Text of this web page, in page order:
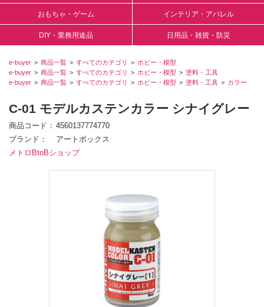
おもちゃ・ゲーム インテリア・アパレル
DIY・業務用途品 日用品・雑貨・防災
e-buyer 商品一覧 すべてのカテゴリ
ホビー・模型
e-buyer
商品一覧 すべてのカテゴリ ホビー・模型
塗料・工具
e-buyer
商品一覧 すべてのカテゴリ ホビー・模型 塗料・工具 カラー
C-01 モデルカステンカラー シナイグレー
商品コード
4560137774770
ブランド
アートボックス
メトロBtoBショップ